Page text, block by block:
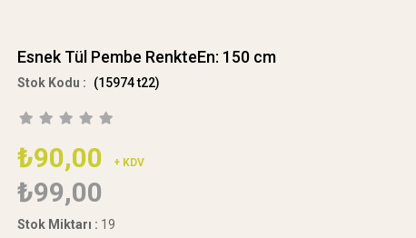
Esnek Tül Pembe RenkteEn: 150 cm
(15974 t22)
₺90,00 + KDV
₺99,00
Stok Miktarı : 19